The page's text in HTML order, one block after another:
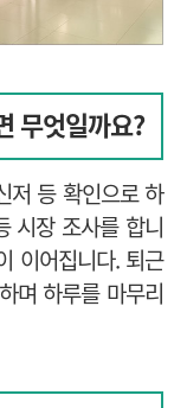
무엇일까요?
저 등 확인으로 하
시장 조사를 합니
이어집니다. 퇴근
며 하루를 마무리